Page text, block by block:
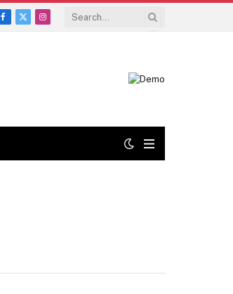
Facebook
X
Instagram